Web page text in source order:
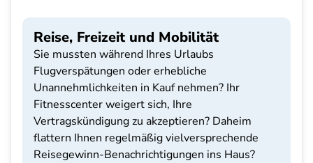
Reise, Freizeit und Mobilität
Sie mussten während Ihres Urlaubs
Flugverspätungen oder erhebliche
Unannehmlichkeiten in Kauf nehmen? Ihr
Fitnesscenter weigert sich, Ihre
Vertragskündigung zu akzeptieren? Daheim
flattern Ihnen regelmäßig vielversprechende
Reisegewinn-Benachrichtigungen ins Haus?